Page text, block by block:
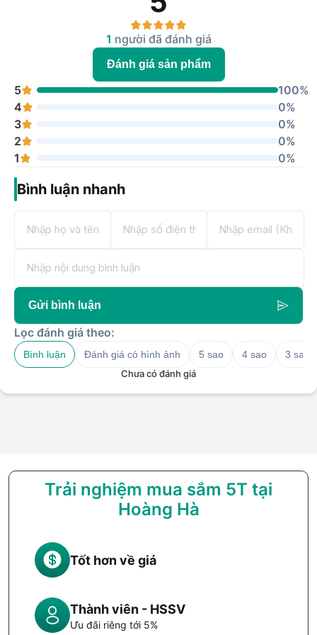
với quản lý cáp tích hợp tốt cho thẩm mỹ tốt
nhất và nhìn mạnh mẽ.
1 người đã đánh giá
Đánh giá sản phẩm
5
100%
4
0%
3
0%
2
0%
1
0%
Bình luận nhanh
Gửi bình luận
Lọc đánh giá theo:
Bình luận Đánh giá có hình ảnh 5 sao 4 sao
3 sao
Chưa có đánh giá
Trải nghiệm mua sắm 5T tại
Hoàng Hà
Tốt hơn về giá
Thành viên - HSSV
Ưu đãi riêng tới 5%